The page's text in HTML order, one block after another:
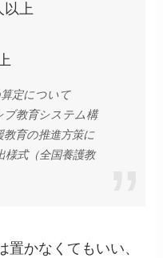
以上
定について
教育システム構
育の推進方策に
式（全国養護教
かなくてもいい、